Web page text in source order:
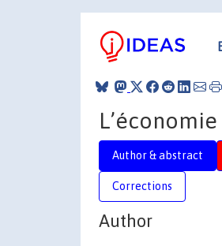
Author & abstract
Corrections
Author